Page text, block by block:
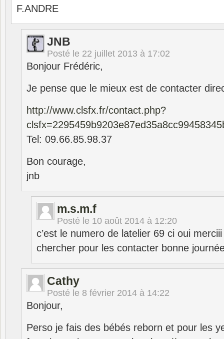
F.ANDRE
JNB
Posté le 22 juillet 2013 à 17:02
Bonjour Frédéric,
Je pense que le mieux est de contacter
http://www.clsfx.fr/contact.php?
Tel: 09.66.85.98.37
Bon courage,
jnb
m.s.m.f
Posté le 10 août 2014 à 12:20
c’est le numero de latelier 69 ci oui
chercher pour les contacter bonne
Cathy
Posté le 8 février 2014 à 14:22
Bonjour,
Perso je fais des bébés reborn et pour les